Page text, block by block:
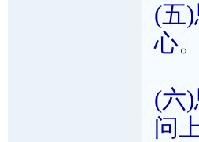
(五
心。
(六
问